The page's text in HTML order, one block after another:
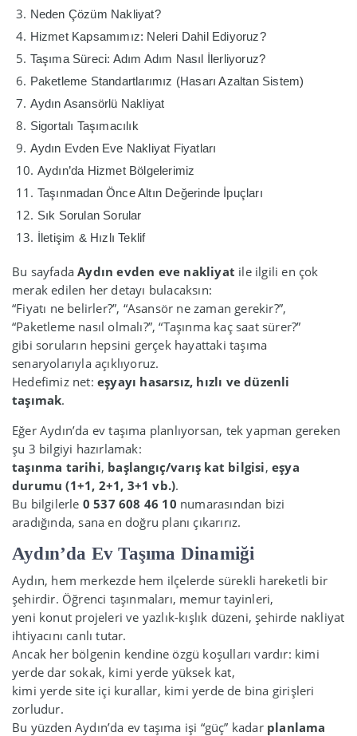
Neden Çözüm Nakliyat?
Hizmet Kapsamımız: Neleri Dahil Ediyoruz?
Taşıma Süreci: Adım Adım Nasıl İlerliyoruz?
Paketleme Standartlarımız (Hasarı Azaltan Sistem)
Aydın Asansörlü Nakliyat
Sigortalı Taşımacılık
Aydın Evden Eve Nakliyat Fiyatları
Aydın’da Hizmet Bölgelerimiz
Taşınmadan Önce Altın Değerinde İpuçları
Sık Sorulan Sorular
İletişim & Hızlı Teklif
Bu sayfadaAydın evden eve nakliyat ile ilgili en çok
merak edilen her detayı bulacaksın:
“Fiyatı ne belirler?”, “Asansör ne zaman gerekir?”,
“Paketleme nasıl olmalı?”, “Taşınma kaç saat sürer?”
gibi soruların hepsini gerçek hayattaki taşıma
senaryolarıyla açıklıyoruz.
Hedefimiz net: eşyayı hasarsız, hızlı ve düzenli
taşımak.
Eğer Aydın’da ev taşıma planlıyorsan, tek yapman gereken
şu 3 bilgiyi hazırlamak:
taşınma tarihi, başlangıç/varış kat bilgisi,eşya
durumu (1+1, 2+1, 3+1 vb.).
Bu bilgilerle 0 537 608 46 10 numarasından bizi
aradığında, sana en doğru planı çıkarırız.
Aydın’da Ev Taşıma Dinamiği
Aydın, hem merkezde hem ilçelerde sürekli hareketli bir
şehirdir. Öğrenci taşınmaları, memur tayinleri,
yeni konut projeleri ve yazlık-kışlık düzeni, şehirde nakliyat
ihtiyacını canlı tutar.
Ancak her bölgenin kendine özgü koşulları vardır: kimi
yerde dar sokak, kimi yerde yüksek kat,
kimi yerde site içi kurallar, kimi yerde de bina girişleri
zorludur.
Bu yüzden Aydın’da ev taşıma işi “güç” kadar planlama